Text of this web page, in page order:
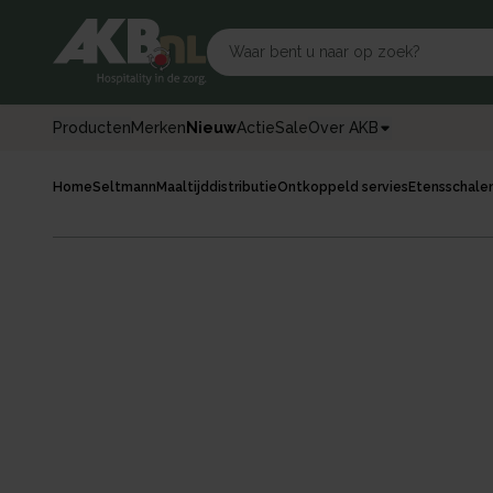
ProductenMerkenNieuwActieSaleOver AKB
HomeSeltmann MaaltijddistributieOntkoppeld servies